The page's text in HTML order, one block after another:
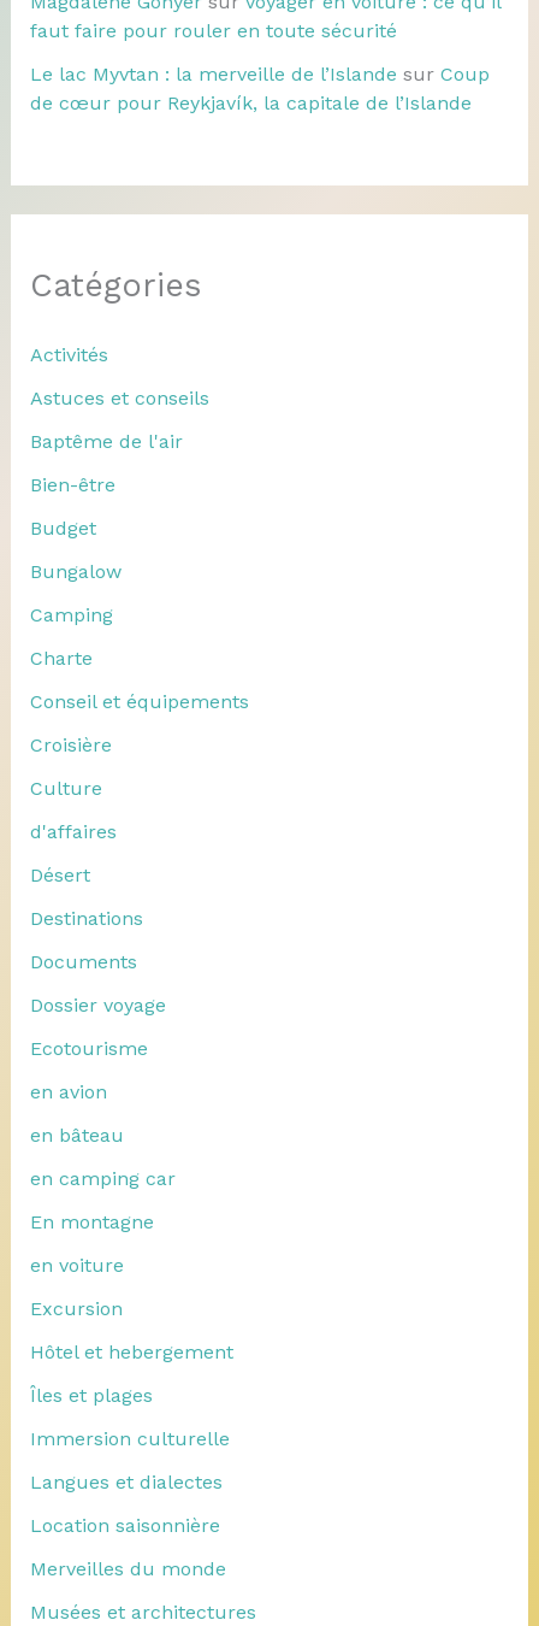
faut faire pour rouler en toute sécurité
Le lac Myvtan : la merveille de l’Islande sur Coup
de cœur pour Reykjavík, la capitale de l’Islande
Catégories
Activités
Astuces et conseils
Baptême de l'air
Bien-être
Budget
Bungalow
Camping
Charte
Conseil et équipements
Croisière
Culture
d'affaires
Désert
Destinations
Documents
Dossier voyage
Ecotourisme
en avion
en bâteau
en camping car
En montagne
en voiture
Excursion
Hôtel et hebergement
Îles et plages
Immersion culturelle
Langues et dialectes
Location saisonnière
Merveilles du monde
Musées et architectures